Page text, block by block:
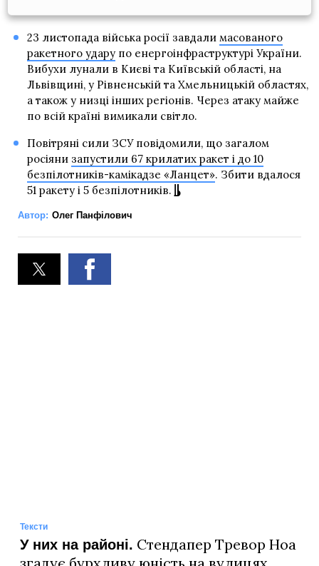
23 листопада війська росії завдали масованого
ракетного ударупо енергоінфраструктурі України.
Вибухи лунали в Києві та Київській області, на
Львівщині, у Рівненській та Хмельницькій областях,
а також у низці інших регіонів. Через атаку майже
по всій країні вимикали світло.
Повітряні сили ЗСУ повідомили, що загалом
росіяни запустили 67 крилатих ракет і до 10
безпілотників-камікадзе «Ланцет». Збити вдалося
51 ракету і 5 безпілотників.
Автор: Олег Панфілович